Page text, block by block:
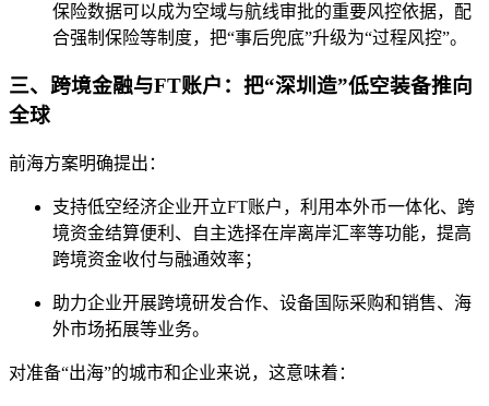
保险数据可以成为空域与航线审批的重要风控依据，配
合强制保险等制度，把“事后兜底”升级为“过程风控”。
三、跨境金融与FT账户：把“深圳造”低空装备推向
全球
前海方案明确提出：
支持低空经济企业开立FT账户，利用本外币一体化、跨
境资金结算便利、自主选择在岸离岸汇率等功能，提高
跨境资金收付与融通效率；
助力企业开展跨境研发合作、设备国际采购和销售、海
外市场拓展等业务。
对准备“出海”的城市和企业来说，这意味着：